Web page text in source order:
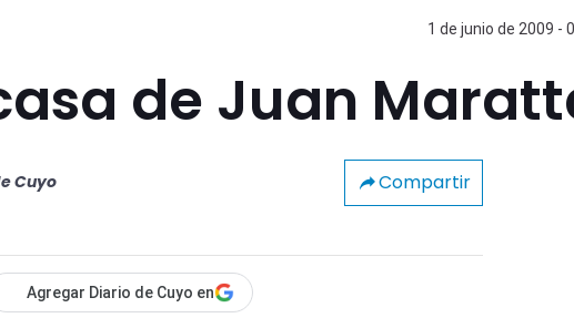
1 de junio de 2009 -
de Juan
Cuyo Compartir
Agregar Diario de Cuyo en